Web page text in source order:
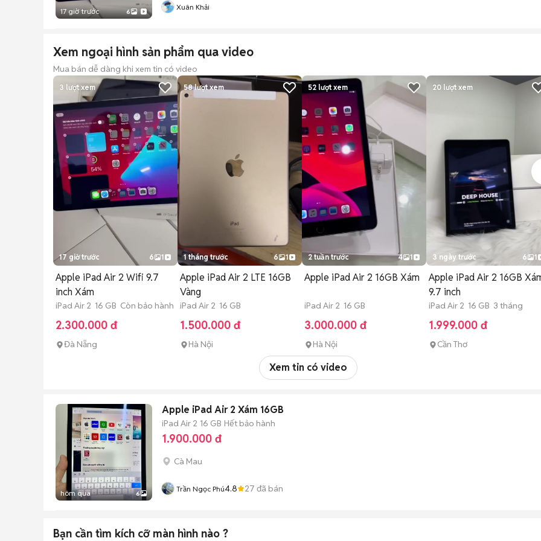
17 giờ trước 6 Xuân Khải
Xem ngoại hình sản phẩm qua video
Mua bán dễ dàng khi xem tin có video
3 lượt xem
17 giờ trước 6 1
Apple iPad Air 2 Wifi 9.7
inch Xám
iPad Air 2 16 GB Còn bảo hành
2.300.000 đ
Đà Nẵng
58lượt xem
1 tháng trước 6 1
Apple iPad Air 2 LTE 16GB
Vàng
iPad Air 2 16 GB
1.500.000 đ
Hà Nội
52 lượt xem
2 tuần trước 4 1
Apple iPad Air 2 16GB Xám
iPad Air 2 16 GB
3.000.000 đ
Hà Nội
20 lượt xem
3 ngày trước 6 1
Apple iPad Air 2 16GB
9.7 inch
iPad Air 2 16 GB 3 tháng
1.999.000 đ
Cần Thơ
Xem tin có video
hôm qua 6
Apple iPad Air 2 Xám 16GB
iPad Air 2 16 GB Hết bảo hành
1.900.000 đ
Cà Mau
Trần Ngọc Phú4.8 27 đã bán
Bạn cần tìm kích cỡ màn hình nào ?